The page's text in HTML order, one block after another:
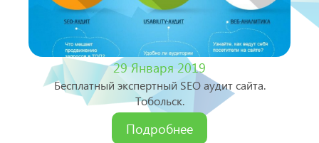
29 Января 2019
Бесплатный экспертный SEO аудит сайта.
Тобольск.
Подробнее